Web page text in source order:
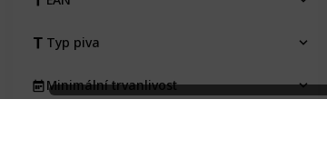
Typ piva
Minimální trvanlivost